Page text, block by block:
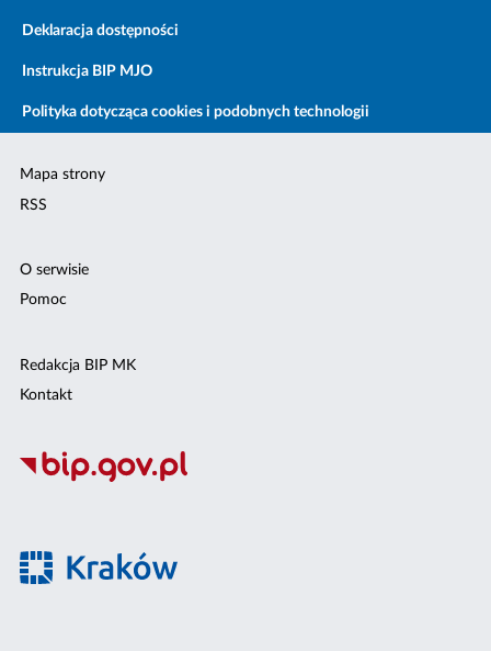
Deklaracja dostępności
Instrukcja BIP MJO
Polityka dotycząca cookies i podobnych technologii
Mapa strony
RSS
O serwisie
Pomoc
Redakcja BIP MK
Kontakt